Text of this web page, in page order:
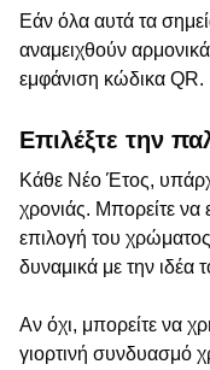
Εάν όλα αυτά τα
αναμειχθούν
εμφάνιση κώδικα QR.
Επιλέξτε την
Κάθε Νέο Έτος,
χρονιάς. Μπορείτε να
επιλογή του
δυναμικά με την ιδέα
Αν όχι, μπορείτε να
γιορτινή συνδυασμό